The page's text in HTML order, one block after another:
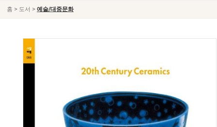
홈 > 도서 > 예술/대중문화